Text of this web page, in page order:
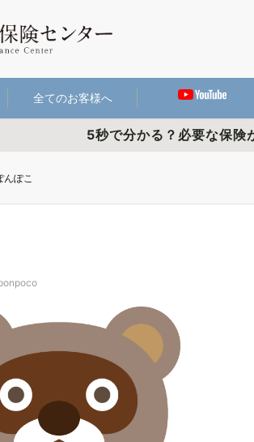
全てのお客様へ
5秒で分かる？必要な保険
んぽこ